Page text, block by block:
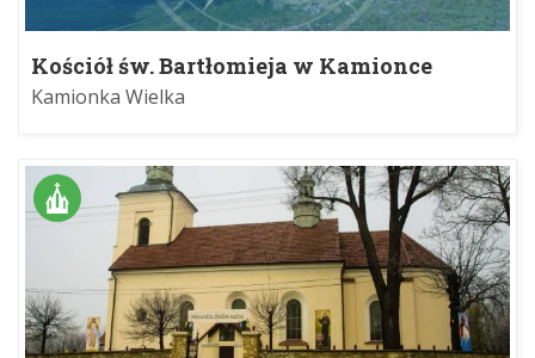
Kościół św. Bartłomieja w Kamionce
Wielkiej
Kamionka Wielka